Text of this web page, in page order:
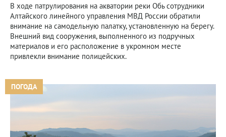
В ходе патрулирования на акватории реки Обь сотрудники
Алтайского линейного управления МВД России обратили
внимание на самодельную палатку, установленную на берегу.
Внешний вид сооружения, выполненного из подручных
материалов и его расположение в укромном месте
привлекли внимание полицейских.
ПОГОДА